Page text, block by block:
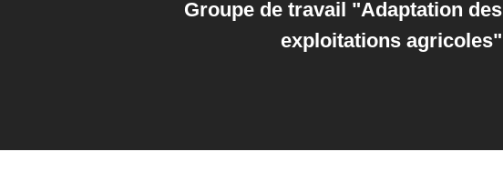
Groupe de travail "Adaptation des
exploitations agricoles"